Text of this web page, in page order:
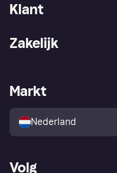
Klant
Winkeloverzicht
Kopersbescherming voor
consumenten
Zakelijk
Zakelijke login
Markt
Nederland
Volg